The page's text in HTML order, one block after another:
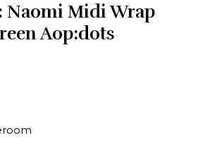
Naomi Midi Wrap
Aop:dots